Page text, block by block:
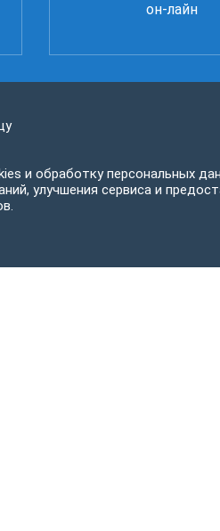
он-лайн
и обработку персональных
улучшения сервиса и